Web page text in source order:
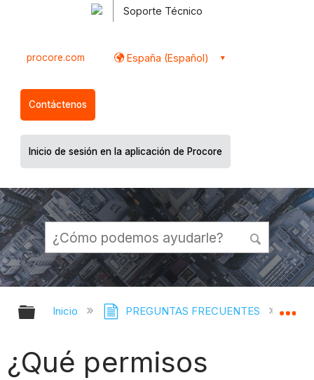
Soporte Técnico
procore.com España (Español)
Contáctenos
Inicio de sesión en la aplicación de Procore
Expandir/contraer jerarquía global
Inicio PREGUNTAS FRECUENTES
¿Qué permisos